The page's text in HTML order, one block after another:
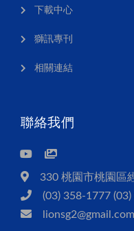
下載中心
獅訊專刊
相關連結
聯絡我們
330 桃園市桃園區
(03) 358-1777 (03)
lionsg2@gmail.com